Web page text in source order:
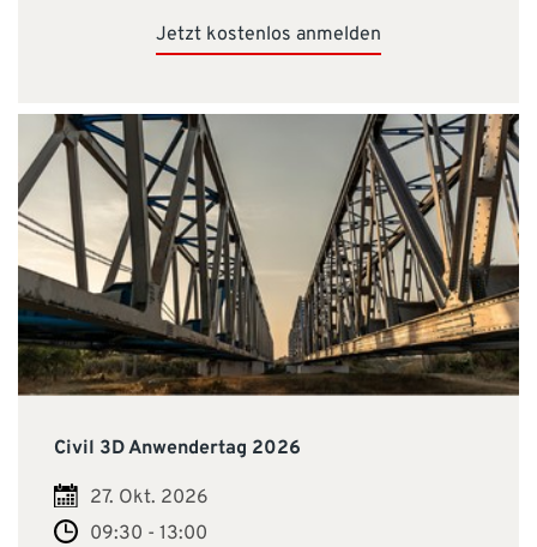
Jetzt kostenlos anmelden
Civil 3D Anwendertag 2026
27. Okt. 2026
09:30 - 13:00